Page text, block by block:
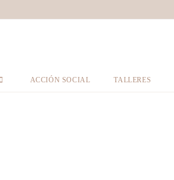
ACCIÓN SOCIAL TALLERES